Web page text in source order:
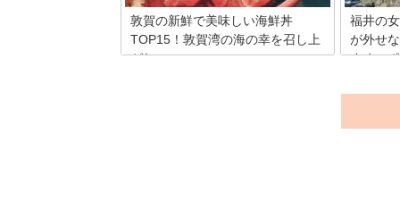
敦賀の新鮮で美味しい海鮮丼
TOP15！敦賀湾の海の幸を召し上
がれ
福井の
が外せ
すめス
なりなが
井には、